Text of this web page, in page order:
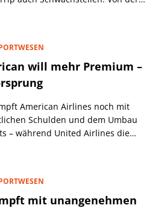
will mehr Premium –
American Airlines noch mit
Schulden und dem Umbau
– während United Airlines die
mit unangenehmen